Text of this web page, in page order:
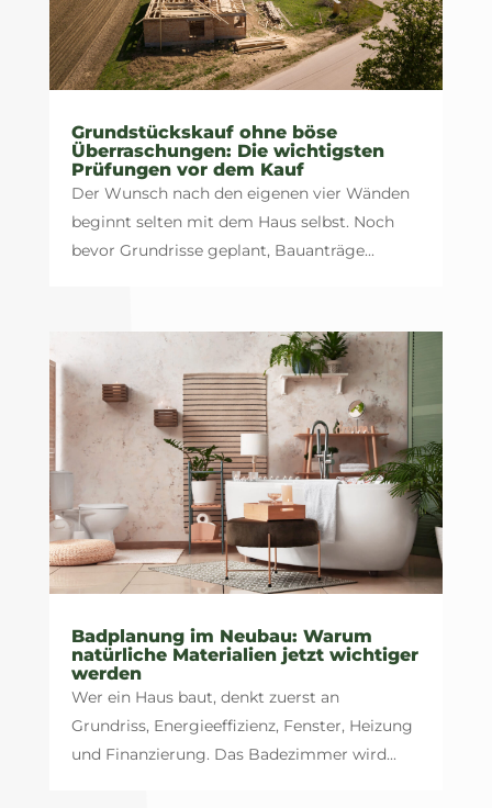
Grundstückskauf ohne böse
Überraschungen: Die wichtigsten
Prüfungen vor dem Kauf
Der Wunsch nach den eigenen vier Wänden
beginnt selten mit dem Haus selbst. Noch
bevor Grundrisse geplant, Bauanträge...
Badplanung im Neubau: Warum
natürliche Materialien jetzt wichtiger
werden
Wer ein Haus baut, denkt zuerst an
Grundriss, Energieeffizienz, Fenster, Heizung
und Finanzierung. Das Badezimmer wird...